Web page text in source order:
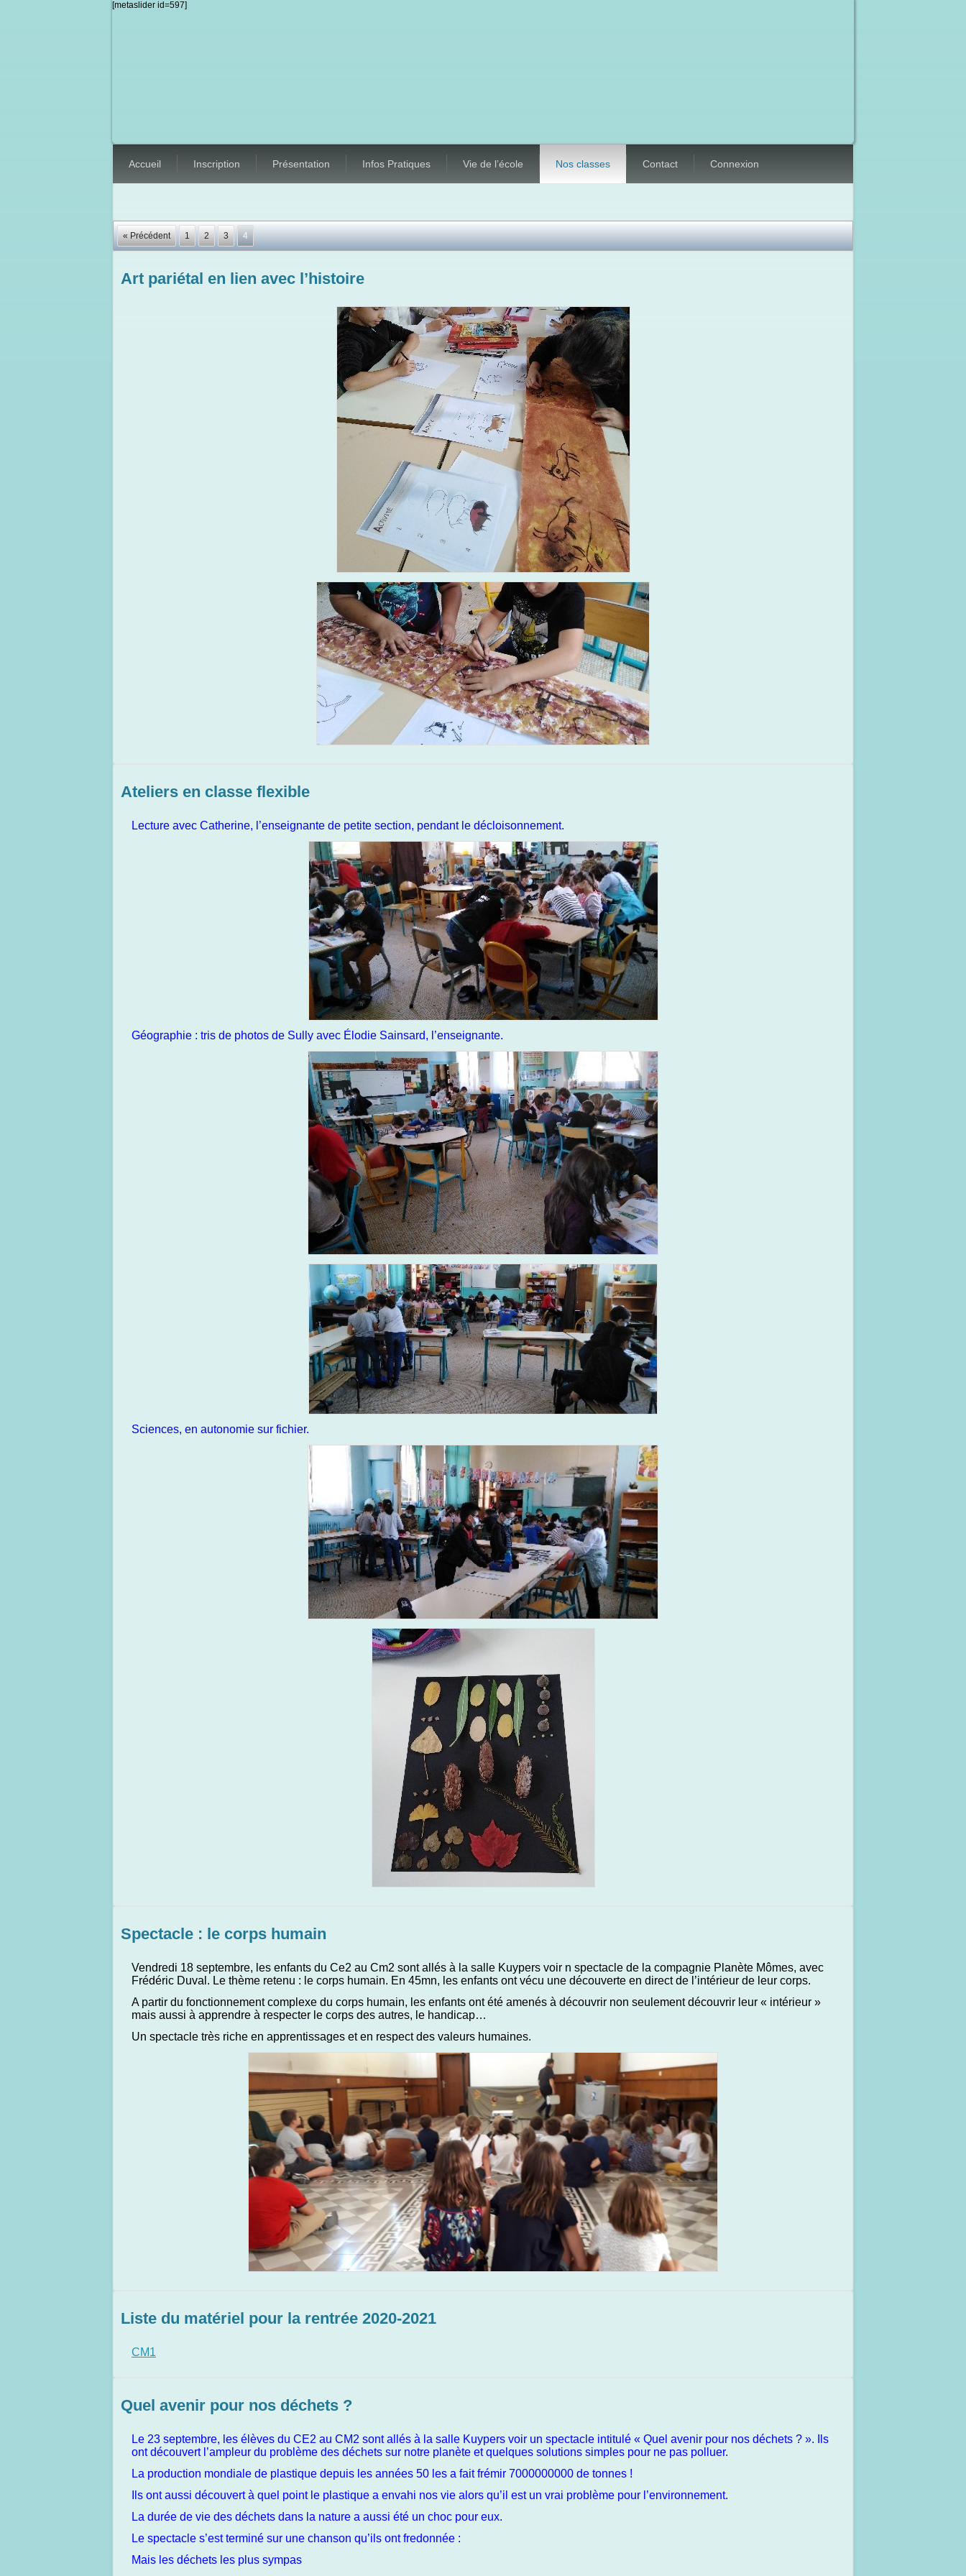
[metaslider id=597]
Accueil Inscription Présentation Infos Pratiques Vie de l’école Nos classes Contact Connexion
« Précédent 1 2 3 4
Art pariétal en lien avec l’histoire
Ateliers en classe flexible
Lecture avec Catherine, l’enseignante de petite section, pendant le décloisonnement.
Géographie : tris de photos de Sully avec Élodie Sainsard, l’enseignante.
Sciences, en autonomie sur fichier.
Spectacle : le corps humain
Vendredi 18 septembre, les enfants du Ce2 au Cm2 sont allés à la salle Kuypers voir n spectacle de la compagnie Planète Mômes, avec
Frédéric Duval. Le thème retenu : le corps humain. En 45mn, les enfants ont vécu une découverte en direct de l’intérieur de leur corps.
A partir du fonctionnement complexe du corps humain, les enfants ont été amenés à découvrir non seulement découvrir leur « intérieur »
mais aussi à apprendre à respecter le corps des autres, le handicap…
Un spectacle très riche en apprentissages et en respect des valeurs humaines.
Liste du matériel pour la rentrée 2020-2021
CM1
Quel avenir pour nos déchets ?
Le 23 septembre, les élèves du CE2 au CM2 sont allés à la salle Kuypers voir un spectacle intitulé « Quel avenir pour nos déchets ? ». Ils
ont découvert l’ampleur du problème des déchets sur notre planète et quelques solutions simples pour ne pas polluer.
La production mondiale de plastique depuis les années 50 les a fait frémir 7000000000 de tonnes !
Ils ont aussi découvert à quel point le plastique a envahi nos vie alors qu’il est un vrai problème pour l’environnement.
La durée de vie des déchets dans la nature a aussi été un choc pour eux.
Le spectacle s’est terminé sur une chanson qu’ils ont fredonnée :
Mais les déchets les plus sympas